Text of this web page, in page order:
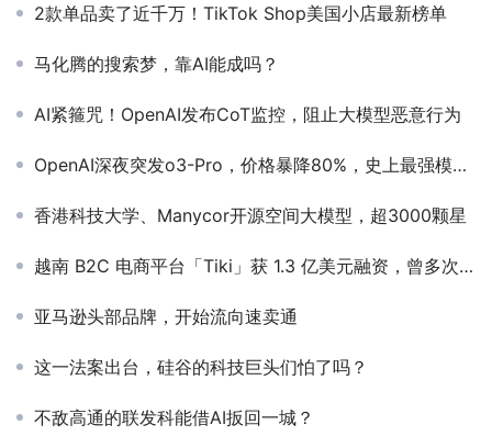
2款单品卖了近千万！TikTok Shop美国小店最新榜单
马化腾的搜索梦，靠AI能成吗？
AI紧箍咒！OpenAI发布CoT监控，阻止大模型恶意行为
OpenAI深夜突发o3-Pro，价格暴降80%，史上最强模型来了
香港科技大学、Manycor开源空间大模型，超3000颗星
越南 B2C 电商平台「Tiki​」获 1.3 亿美元融资，曾多次获京东注资
亚马逊头部品牌，开始流向速卖通
这一法案出台，硅谷的科技巨头们怕了吗？
不敌高通的联发科能借AI扳回一城？